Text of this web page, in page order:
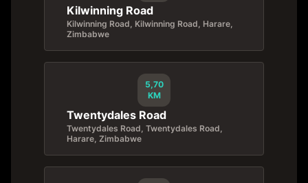
Kilwinning Road
Kilwinning Road, Kilwinning Road, Harare,
Zimbabwe
5,70
KM
Twentydales Road
Twentydales Road, Twentydales Road,
Harare, Zimbabwe